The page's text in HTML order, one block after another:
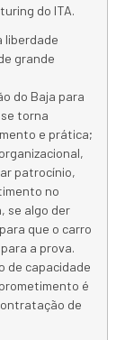
do ITA.
liberdade
grande
do Baja para
torna
e prática;
patrocínio,
no
se algo der
que o carro
a prova.
de capacidade
é
de